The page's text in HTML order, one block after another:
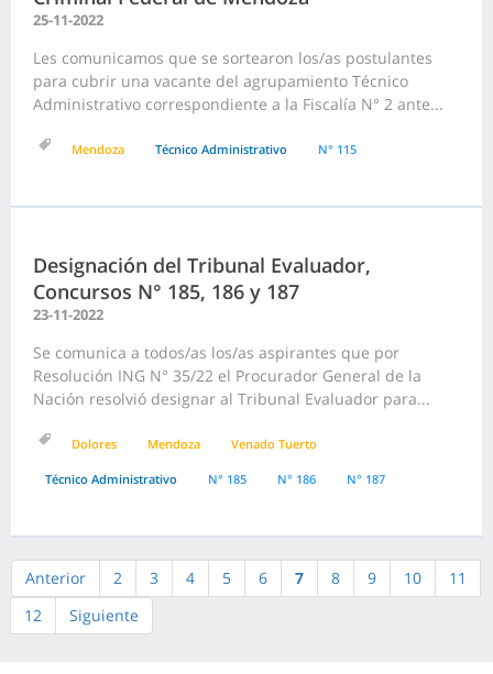
25-11-2022
Les comunicamos que se sortearon los/as postulantes
para cubrir una vacante del agrupamiento Técnico
Administrativo correspondiente a la Fiscalía N° 2 ante...
Mendoza Técnico Administrativo N° 115
Designación del Tribunal Evaluador,
Concursos N° 185, 186 y 187
23-11-2022
Se comunica a todos/as los/as aspirantes que por
Resolución ING N° 35/22 el Procurador General de la
Nación resolvió designar al Tribunal Evaluador para...
Dolores Mendoza Venado Tuerto
Técnico Administrativo N° 185 N° 186 N° 187
Anterior 2 3 4 5 6 7 8 9 10
11
12
Siguiente